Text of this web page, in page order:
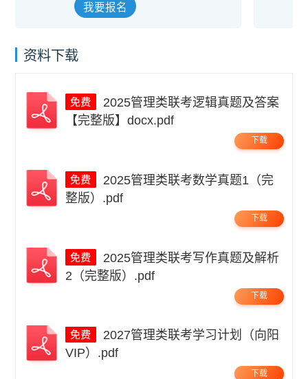
我要报名
资料下载
【完整版】docx.pdf
下载
整版）.pdf
下载
2（完整版）.pdf
下载
VIP）.pdf
下载